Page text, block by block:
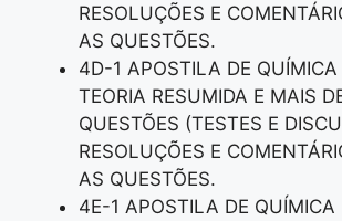
RESOLUÇÕES E
AS QUESTÕES.
4D-1 APOSTILA DE
TEORIA RESUMIDA E MAIS
QUESTÕES (TESTES E
RESOLUÇÕES E
AS QUESTÕES.
4E-1 APOSTILA DE QUÍMICA